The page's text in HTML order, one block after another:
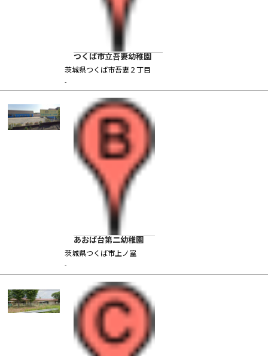
つくば市立吾妻幼稚園
茨城県つくば市吾妻２丁目
-
あおば台第二幼稚園
茨城県つくば市上ノ室
-